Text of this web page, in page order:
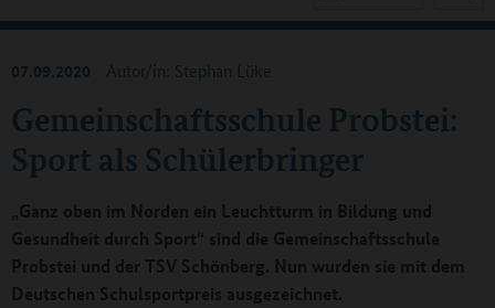
Gemeinschaftsschule Probstei:
Sport als Schülerbringer
07.09.2020 Autor/in: Stephan Lüke
„Ganz oben im Norden ein Leuchtturm in Bildung und
Gesundheit durch Sport“ sind die Gemeinschaftsschule
Probstei und der TSV Schönberg. Nun wurden sie mit dem
Deutschen Schulsportpreis ausgezeichnet.